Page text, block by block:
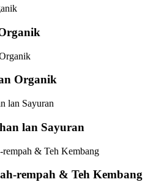
Organik
lan Sayuran
rempah & Teh Kembang